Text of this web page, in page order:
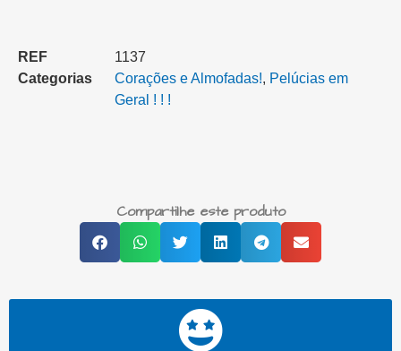
REF
1137
Categorias
Corações e Almofadas!, Pelúcias em
Geral ! ! !
Compartilhe este produto